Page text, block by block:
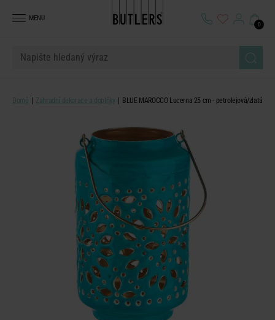
MENU
0
Domů Zahradní dekorace a doplňky BLUE MAROCCO Lucerna 25 cm - petrolejová/zlatá